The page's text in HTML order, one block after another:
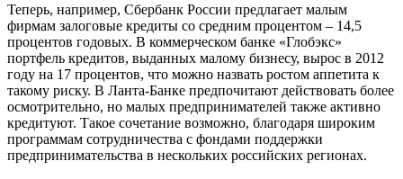
Теперь, например, Сбербанк России предлагает малым
фирмам залоговые кредиты со средним процентом – 14,5
процентов годовых. В коммерческом банке «Глобэкс»
портфель кредитов, выданных малому бизнесу, вырос в 2012
году на 17 процентов, что можно назвать ростом аппетита к
такому риску. В Ланта-Банке предпочитают действовать более
осмотрительно, но малых предпринимателей также активно
кредитуют. Такое сочетание возможно, благодаря широким
программам сотрудничества с фондами поддержки
предпринимательства в нескольких российских регионах.